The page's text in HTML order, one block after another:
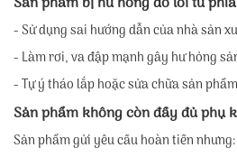
- Sử dụng sai hướng dẫn của nhà sản
- Làm rơi, va đập mạnh gây hư hỏng
- Tự ý tháo lắp hoặc sửa chữa sản phẩm
Sản phẩm không còn đầy đủ phụ
Sản phẩm gửi yêu cầu hoàn tiền nhưng: